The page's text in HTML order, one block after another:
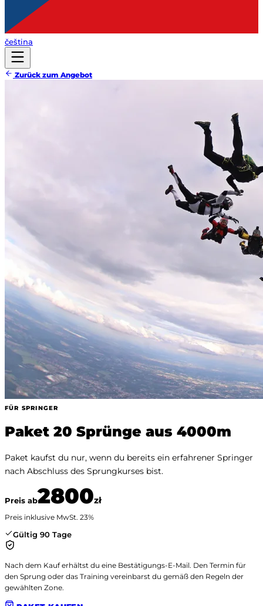
čeština
Zurück zum Angebot
FÜR SPRINGER
Paket 20 Sprünge aus 4000m
Paket kaufst du nur, wenn du bereits ein erfahrener Springer
nach Abschluss des Sprungkurses bist.
Preis ab2800zł
Preis inklusive MwSt. 23%
Gültig 90 Tage
Nach dem Kauf erhältst du eine Bestätigungs-E-Mail. Den Termin für
den Sprung oder das Training vereinbarst du gemäß den Regeln der
gewählten Zone.